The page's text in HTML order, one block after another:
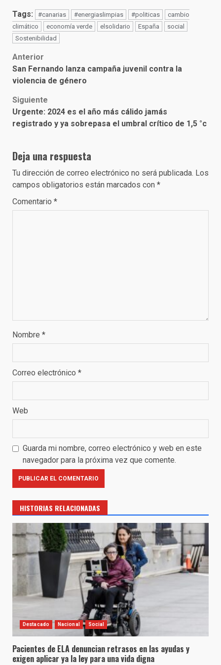
Tags: #canarias #energiaslimpias #politicas
cambio
climático
economía verde elsolidario España
social
Sostenibilidad
Post
navigation
Anterior
San Fernando lanza campaña juvenil contra la
violencia de género
Siguiente
Urgente: 2024 es el año más cálido jamás
registrado y ya sobrepasa el umbral crítico de 1,5 °c
Deja una respuesta
Tu dirección de correo electrónico no será publicada. Los
campos obligatorios están marcados con *
Comentario *
Nombre *
Correo electrónico *
Web
Guarda mi nombre, correo electrónico y web en este
navegador para la próxima vez que comente.
HISTORIAS RELACIONADAS
Destacado Nacional Social
Pacientes de ELA denuncian retrasos en las ayudas y
exigen aplicar ya la ley para una vida digna